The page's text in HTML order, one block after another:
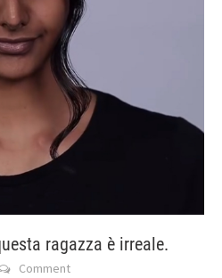
ragazza è irreale.
Comment